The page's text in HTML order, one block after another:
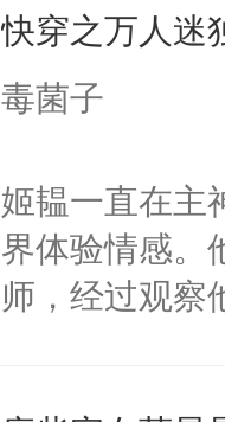
要Omega？
桌）没门儿
烂衫。一早被
惶惶哭个不停
的那个Alpha
到了一股异样
快穿之万人迷
毒菌子
姬韫一直在主
界体验情感。
师，经过观察